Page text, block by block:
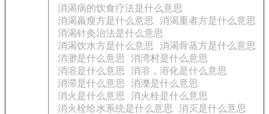
消渴病的饮食疗法是什么意思
消渴羸瘦方是什么意思
消渴重者方是什么意思
消渴针灸治法是什么意思
消渴饮水方是什么意思
消渴骨蒸方是什么意思
消渺是什么意思
消湾村是什么意思
消溶是什么意思
消溶，溶化是什么意思
消滞是什么意思
消濼是什么意思
消火是什么意思
消火栓是什么意思
消火栓给水系统是什么意思
消灭是什么意思